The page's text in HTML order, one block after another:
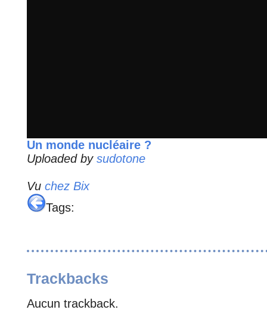
Un monde nucléaire ?
Uploaded by sudotone
Vu chez Bix
Tags:
Trackbacks
Aucun trackback.